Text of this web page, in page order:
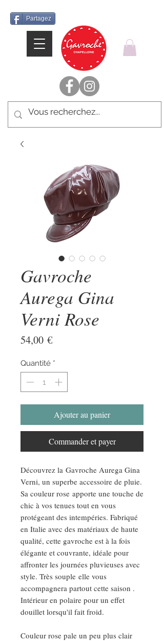
Partagez
Gavroche
Aurega Gina
Verni Rose
54,00 €Prix
Quantité *
Ajouter au panier
Commander et payer
Découvrez la Gavroche Aurega Gina
Verni, un superbe accessoire de pluie.
Sa couleur rose apporte une touche de
chic à vos tenues tout en vous
protégeant des intempéries. Fabriqué
en Italie avec des matériaux de haute
qualité, cette gavroche est à la fois
élégante et couvrante, idéale pour
affronter les journées pluvieuses avec
style. Très souple elle vous
accompagnera partout cette saison .
Intérieur en polaire pour un effet
douillet lorsqu'il fait froid.
Couleur rose pale un peu plus clair